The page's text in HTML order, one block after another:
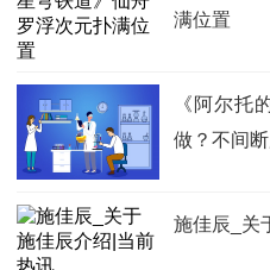
满位置
《阿尔托
做？不间
施佳辰_关